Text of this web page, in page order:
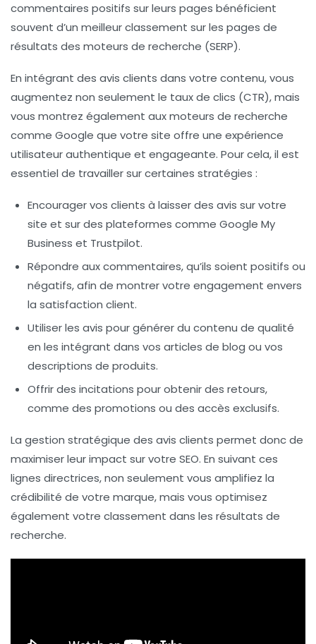
commentaires positifs sur leurs pages bénéficient
souvent d’un meilleur classement sur les pages de
résultats des moteurs de recherche (SERP).
En intégrant des avis clients dans votre contenu, vous
augmentez non seulement le taux de clics (CTR), mais
vous montrez également aux moteurs de recherche
comme Google que votre site offre une expérience
utilisateur authentique et engageante. Pour cela, il est
essentiel de travailler sur certaines stratégies :
Encourager vos clients à laisser des avis sur votre
site et sur des plateformes comme Google My
Business et Trustpilot.
Répondre aux commentaires, qu’ils soient positifs ou
négatifs, afin de montrer votre engagement envers
la satisfaction client.
Utiliser les avis pour générer du contenu de qualité
en les intégrant dans vos articles de blog ou vos
descriptions de produits.
Offrir des incitations pour obtenir des retours,
comme des promotions ou des accès exclusifs.
La gestion stratégique des avis clients permet donc de
maximiser leur impact sur votre SEO. En suivant ces
lignes directrices, non seulement vous amplifiez la
crédibilité de votre marque, mais vous optimisez
également votre classement dans les résultats de
recherche.